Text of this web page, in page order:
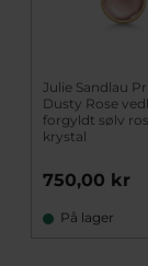
Julie Sandlau
Dusty Rose
forgyldt sølv
krystal
750,00 kr
På lager